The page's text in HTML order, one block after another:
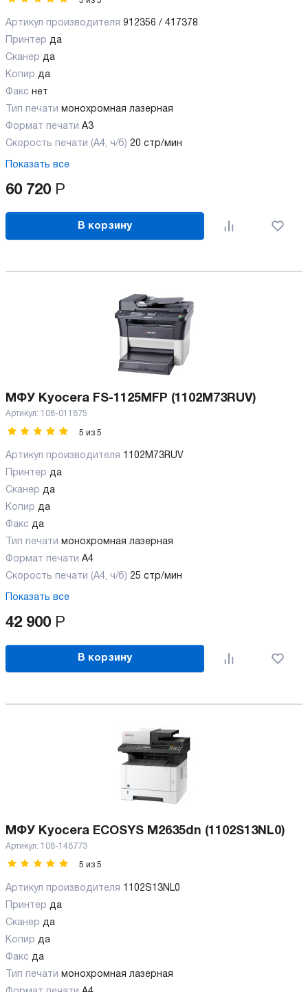
Артикул производителя 912356 / 417378
Принтер да
Сканер да
Копир да
Факс нет
Тип печати монохромная лазерная
Формат печати A3
Скорость печати (А4, ч/б) 20 стр/мин
Показать все
60 720 Р
В корзину
МФУ Kyocera FS-1125MFP (1102M73RUV)
Артикул: 108-011875
5 из 5
Артикул производителя 1102M73RUV
Принтер да
Сканер да
Копир да
Факс да
Тип печати монохромная лазерная
Формат печати A4
Скорость печати (А4, ч/б) 25 стр/мин
Показать все
42 900 Р
В корзину
МФУ Kyocera ECOSYS M2635dn (1102S13NL0)
Артикул: 108-148773
5 из 5
Артикул производителя 1102S13NL0
Принтер да
Сканер да
Копир да
Факс да
Тип печати монохромная лазерная